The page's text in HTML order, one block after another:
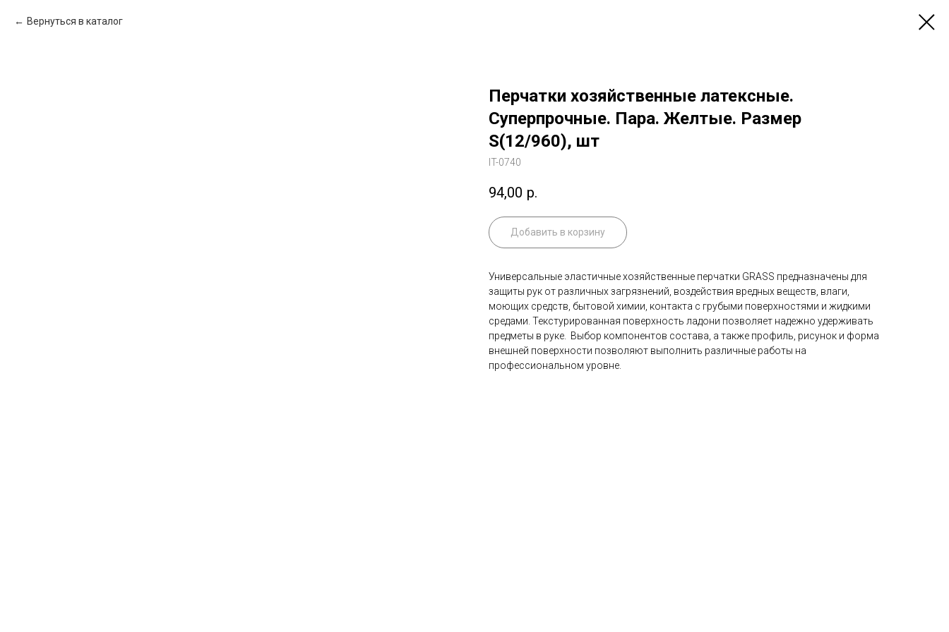
Вернуться в каталог
Перчатки хозяйственные латексные.
Суперпрочные. Пара. Желтые. Размер
S(12/960), шт
IT-0740
94,00 р.
Добавить в корзину
Универсальные эластичные хозяйственные перчатки GRASS предназначены для
защиты рук от различных загрязнений, воздействия вредных веществ, влаги,
моющих средств, бытовой химии, контакта с грубыми поверхностями и жидкими
средами. Текстурированная поверхность ладони позволяет надежно удерживать
предметы в руке. Выбор компонентов состава, а также профиль, рисунок и форма
внешней поверхности позволяют выполнить различные работы на
профессиональном уровне.